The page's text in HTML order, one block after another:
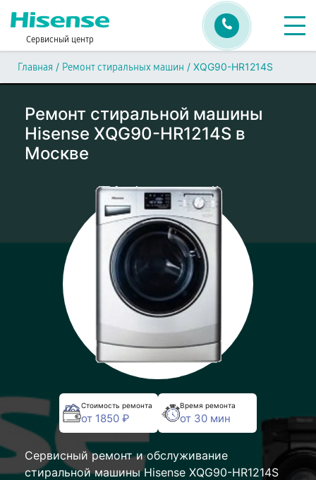
Сервисный центр
Главная / Ремонт стиральных машин / XQG90-HR1214S
Ремонт стиральной машины
Hisense XQG90-HR1214S в
Москве
Стоимость ремонта
от 1850 ₽
Время ремонта
от 30 мин
Сервисный ремонт и обслуживание
стиральной машины Hisense XQG90-HR1214S